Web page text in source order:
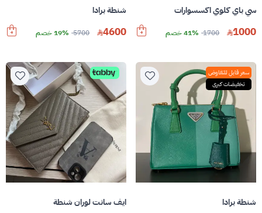
سي باي كلوي اكسسوارات
1000
1700 41% خصم
شنطة برادا
4600
5700 19% خصم
سعر قابل للتفاوض
تخفيضات كبرى
شنطة برادا ايف سانت لوران شنطة